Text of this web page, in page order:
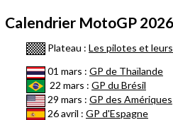
Calendrier MotoGP 2026
Plateau : Les pilotes et
01 mars : GP de Thaïlande
22 mars : GP du Brésil
29 mars : GP des Amériques
26 avril : GP d'Espagne